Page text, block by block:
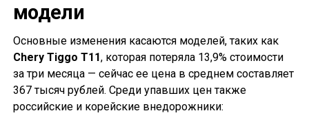
модели
Основные изменения касаются моделей, таких как
Chery Tiggo T11, которая потеряла 13,9% стоимости
за три месяца — сейчас ее цена в среднем составляет
367 тысяч рублей. Среди упавших цен также
российские и корейские внедорожники: